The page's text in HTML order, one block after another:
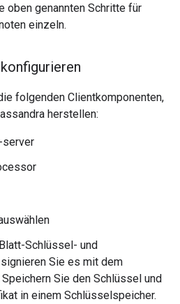
oben genannten Schritte für
einzeln.
folgenden Clientkomponenten,
herstellen:
server
Schlüssel- und
Sie es mit dem
Sie den Schlüssel und
in einem Schlüsselspeicher.